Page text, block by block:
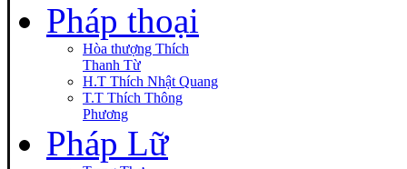
Pháp thoại
Hòa thượng Thích
Thanh Từ
H.T Thích Nhật Quang
T.T Thích Thông
Phương
Pháp Lữ